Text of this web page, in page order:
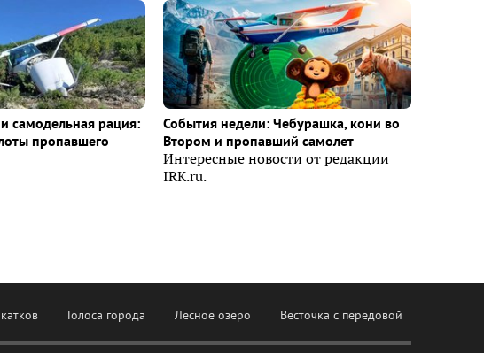
самодельная рация:
пропавшего
События недели: Чебурашка, кони во
Втором и пропавший самолет
Интересные новости от редакции
IRK.ru.
Голоса города Лесное озеро Весточка с передовой